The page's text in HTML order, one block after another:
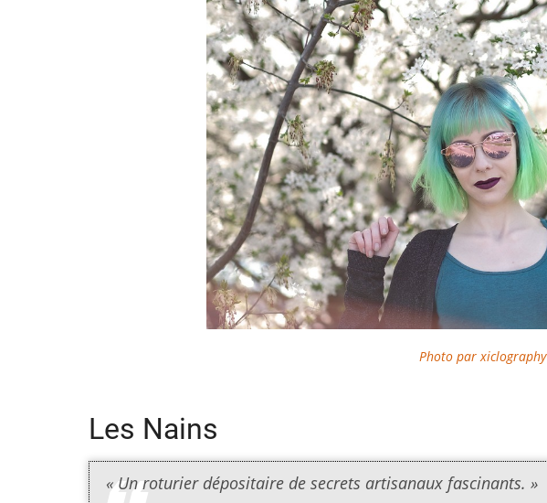
Photo par xiclography
Les Nains
« Un roturier dépositaire de secrets artisanaux fascinants. »